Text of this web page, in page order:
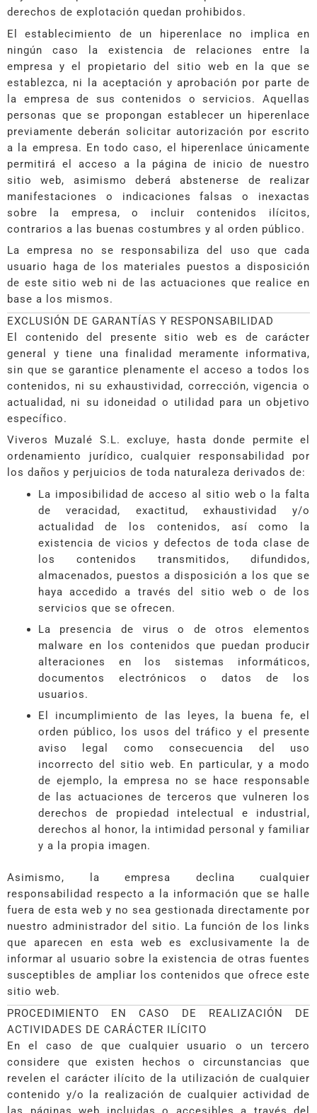
derechos de explotación quedan prohibidos.
El establecimiento de un hiperenlace no implica en
ningún caso la existencia de relaciones entre la
empresa y el propietario del sitio web en la que se
establezca, ni la aceptación y aprobación por parte de
la empresa de sus contenidos o servicios. Aquellas
personas que se propongan establecer un hiperenlace
previamente deberán solicitar autorización por escrito
a la empresa. En todo caso, el hiperenlace únicamente
permitirá el acceso a la página de inicio de nuestro
sitio web, asimismo deberá abstenerse de realizar
manifestaciones o indicaciones falsas o inexactas
sobre la empresa, o incluir contenidos ilícitos,
contrarios a las buenas costumbres y al orden público.
La empresa no se responsabiliza del uso que cada
usuario haga de los materiales puestos a disposición
de este sitio web ni de las actuaciones que realice en
base a los mismos.
EXCLUSIÓN DE GARANTÍAS Y RESPONSABILIDAD
El contenido del presente sitio web es de carácter
general y tiene una finalidad meramente informativa,
sin que se garantice plenamente el acceso a todos los
contenidos, ni su exhaustividad, corrección, vigencia o
actualidad, ni su idoneidad o utilidad para un objetivo
específico.
Viveros Muzalé S.L. excluye, hasta donde permite el
ordenamiento jurídico, cualquier responsabilidad por
los daños y perjuicios de toda naturaleza derivados de:
La imposibilidad de acceso al sitio web o la falta
de veracidad, exactitud, exhaustividad y/o
actualidad de los contenidos, así como la
existencia de vicios y defectos de toda clase de
los contenidos transmitidos, difundidos,
almacenados, puestos a disposición a los que se
haya accedido a través del sitio web o de los
servicios que se ofrecen.
La presencia de virus o de otros elementos
malware en los contenidos que puedan producir
alteraciones en los sistemas informáticos,
documentos electrónicos o datos de los
usuarios.
El incumplimiento de las leyes, la buena fe, el
orden público, los usos del tráfico y el presente
aviso legal como consecuencia del uso
incorrecto del sitio web. En particular, y a modo
de ejemplo, la empresa no se hace responsable
de las actuaciones de terceros que vulneren los
derechos de propiedad intelectual e industrial,
derechos al honor, la intimidad personal y familiar
y a la propia imagen.
Asimismo, la empresa declina cualquier
responsabilidad respecto a la información que se halle
fuera de esta web y no sea gestionada directamente por
nuestro administrador del sitio. La función de los links
que aparecen en esta web es exclusivamente la de
informar al usuario sobre la existencia de otras fuentes
susceptibles de ampliar los contenidos que ofrece este
sitio web.
PROCEDIMIENTO EN CASO DE REALIZACIÓN DE
ACTIVIDADES DE CARÁCTER ILÍCITO
En el caso de que cualquier usuario o un tercero
considere que existen hechos o circunstancias que
revelen el carácter ilícito de la utilización de cualquier
contenido y/o la realización de cualquier actividad de